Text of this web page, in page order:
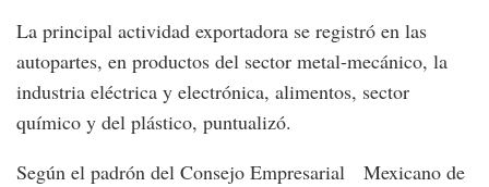
La principal actividad exportadora se registró en las
autopartes, en productos del sector metal-mecánico, la
industria eléctrica y electrónica, alimentos, sector
químico y del plástico, puntualizó.
Según el padrón del Consejo Empresarial Mexicano de